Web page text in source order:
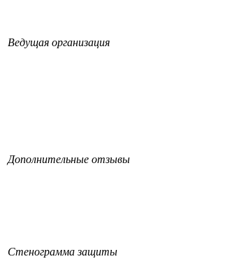
Ведущая организация
Дополнительные отзывы
Стенограмма защиты